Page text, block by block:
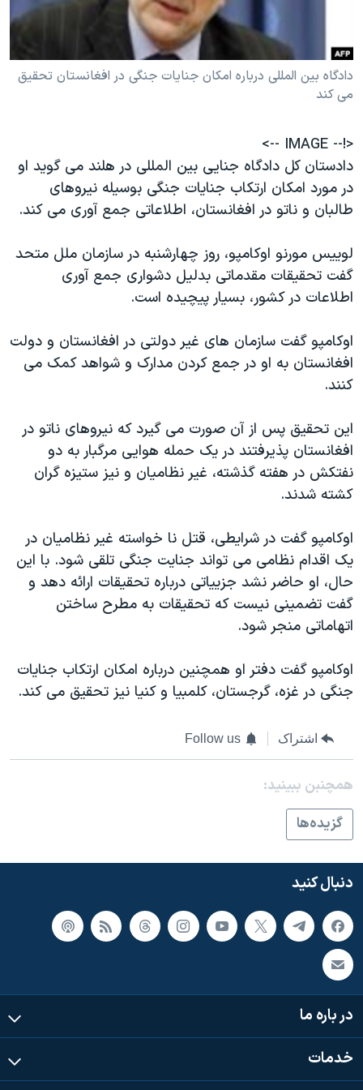
حقوق شهروندی
اقتصادی
گالری عکس
آرشیو پخش زنده
انتخابات ریاست جمهوری آمریکا ۲۰۲۴
حمله جمهوری اسلامی به اسرائیل
اعتراضات زن، زندگی، آزادی
مجموعه مستندهای دادخواهی
تریبونال مردمی آبان ۹۸
دادگاه حمید نوری
چهل سال گروگان‌گیری
قانون شفافیت دارائی کادر رهبری ایران
اعتراضات مردمی آبان ۹۸
اسرائیل در جنگ
همایش محافظه‌کاران آمریکا «سی‌پک»
صفحه‌های ویژه
سفر پرزیدنت ترامپ به چین
دادگاه بین المللی درباره امکان جنایات جنگی در افغانستان تحقیق
می کند
<!-- IMAGE -->
دادستان کل دادگاه جنایی بین المللی در هلند می گوید او
در مورد امکان ارتکاب جنایات جنگی بوسیله نیروهای
طالبان و ناتو در افغانستان، اطلاعاتی جمع آوری می کند.
لوییس مورنو اوکامپو، روز چهارشنبه در سازمان ملل متحد
گفت تحقیقات مقدماتی بدلیل دشواری جمع آوری
اطلاعات در کشور، بسیار پیچیده است.
اوکامپو گفت سازمان های غیر دولتی در افغانستان و دولت
افغانستان به او در جمع کردن مدارک و شواهد کمک می
کنند.
این تحقیق پس از آن صورت می گیرد که نیروهای ناتو در
افغانستان پذیرفتند در یک حمله هوایی مرگبار به دو
نفتکش در هفته گذشته، غیر نظامیان و نیز ستیزه گران
کشته شدند.
اوکامپو گفت در شرایطی، قتل نا خواسته غیر نظامیان در
یک اقدام نظامی می تواند جنایت جنگی تلقی شود. با این
حال، او حاضر نشد جزییاتی درباره تحقیقات ارائه دهد و
گفت تضمینی نیست که تحقیقات به مطرح ساختن
اتهاماتی منجر شود.
اوکامپو گفت دفتر او همچنین درباره امکان ارتکاب جنایات
جنگی در غزه، گرجستان، کلمبیا و کنیا نیز تحقیق می کند.
اشتراک Follow us
همچنبن ببینید:
گزيده‌ها
دنبال کنید
در باره ما
خدمات